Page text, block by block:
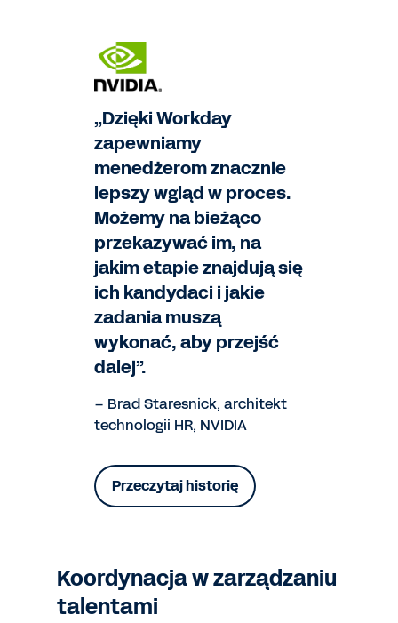
„Dzięki Workday
zapewniamy
menedżerom znacznie
lepszy wgląd w proces.
Możemy na bieżąco
przekazywać im, na
jakim etapie znajdują się
ich kandydaci i jakie
zadania muszą
wykonać, aby przejść
dalej”.
– Brad Staresnick, architekt
technologii HR, NVIDIA
Przeczytaj historię
Koordynacja w zarządzaniu
talentami